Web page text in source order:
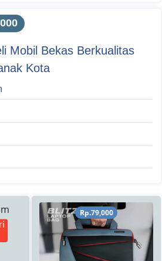
Mobil Bekas Berkualitas
Kota
Rp.79,000